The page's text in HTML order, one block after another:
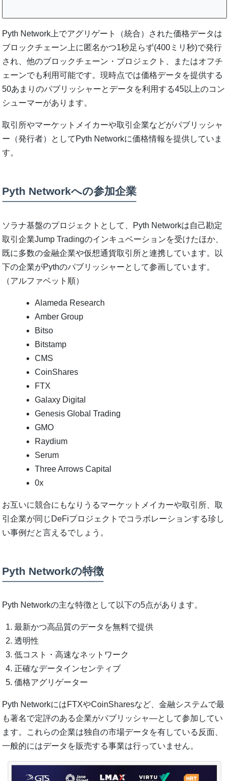
Pyth Network上でアグリゲート（統合）された価格データは
ブロックチェーン上に匿名かつ1秒足らず(400ミリ秒)で発行
され、他のブロックチェーン・プロジェクト、またはオフチ
ェーンでも利用可能です。現時点では価格データを提供する
50あまりのパブリッシャーとデータを利用する45以上のコン
シューマーがあります。
取引所やマーケットメイカーや取引企業などがパブリッシャ
ー（発行者）としてPyth Networkに価格情報を提供していま
す。
Pyth Networkへの参加企業
ソラナ基盤のプロジェクトとして、Pyth Networkは自己勘定
取引企業Jump Tradingのインキュベーションを受けたほか、
既に多数の金融企業や仮想通貨取引所と連携しています。以
下の企業がPythのパブリッシャーとして参画しています。
（アルファベット順）
Alameda Research
Amber Group
Bitso
Bitstamp
CMS
CoinShares
FTX
Galaxy Digital
Genesis Global Trading
GMO
Raydium
Serum
Three Arrows Capital
0x
お互いに競合にもなりうるマーケットメイカーや取引所、取
引企業が同じDeFiプロジェクトでコラボレーションする珍し
い事例だと言えるでしょう。
Pyth Networkの特徴
Pyth Networkの主な特徴として以下の5点があります。
最新かつ高品質のデータを無料で提供
透明性
低コスト・高速なネットワーク
正確なデータインセンティブ
価格アグリゲーター
Pyth NetworkにはFTXやCoinSharesなど、金融システムで最
も著名で定評のある企業がパブリッシャ―として参加してい
ます。これらの企業は独自の市場データを有している反面、
一般的にはデータを販売する事業は行っていません。